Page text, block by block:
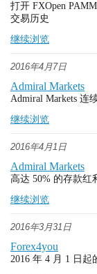
打开 FXOpen
交易历史
继续浏览
2016年4月7日
Admiral Markets
Admiral Markets 连
继续浏览
2016年4月1日
Admiral Markets
高达 50% 的存款红
继续浏览
2016年3月31日
Forex4you
2016 年 4 月 1 日起